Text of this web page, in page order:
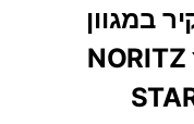
במגוון
צבעים לבחירה דגם נוריץ NORITZ